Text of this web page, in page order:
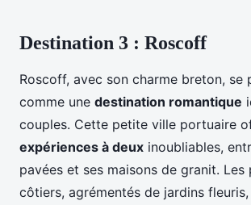
Destination 3 : Roscoff
Roscoff, avec son charme breton, se
comme une destination romantique
couples. Cette petite ville portuaire
expériences à deux inoubliables,
pavées et ses maisons de granit. Les
côtiers, agrémentés de jardins